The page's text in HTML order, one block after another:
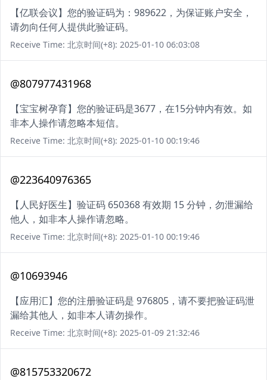
【亿联会议】您的验证码为：989622，为保证账户安全，
请勿向任何人提供此验证码。
Receive Time: 北京时间(+8): 2025-01-10 06:03:08
@807977431968
【宝宝树孕育】您的验证码是3677，在15分钟内有效。如
非本人操作请忽略本短信。
Receive Time: 北京时间(+8): 2025-01-10 00:19:46
@223640976365
【人民好医生】验证码 650368 有效期 15 分钟，勿泄漏给
他人，如非本人操作请忽略。
Receive Time: 北京时间(+8): 2025-01-10 00:19:46
@10693946
【应用汇】您的注册验证码是 976805，请不要把验证码泄
漏给其他人，如非本人请勿操作。
Receive Time: 北京时间(+8): 2025-01-09 21:32:46
@815753320672